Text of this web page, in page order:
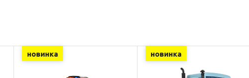
новинка новинка